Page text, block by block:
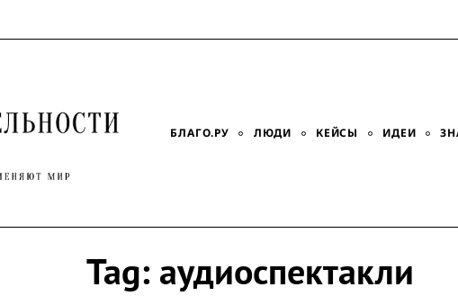
БЛАГО.РУ ЛЮДИ КЕЙСЫ ИДЕИ
Tag: аудиоспектакли